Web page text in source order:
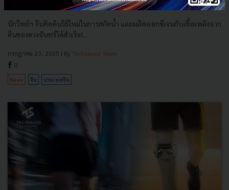
ได้สำเร็จ
นักวิทย์ฯ จีนคิดค้นวิธีใหม่ในการสกัดน้ำ และผลิตออกซิเจนกับเชื้อเพลิงจาก
ดินของดวงจันทร์ได้สำเร็จ!...
กรกฎาคม 23, 2025 | By Techsauce Team
0
News จีน ประเทศจีน